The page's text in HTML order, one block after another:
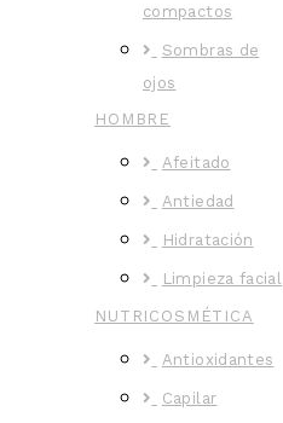
compactos
Sombras de
ojos
HOMBRE
Afeitado
Antiedad
Hidratación
Limpieza facial
NUTRICOSMÉTICA
Antioxidantes
Capilar